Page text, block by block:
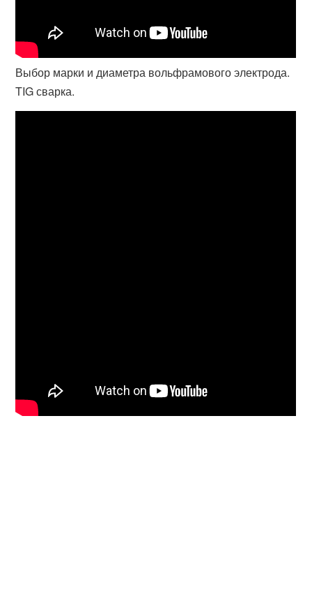
Выбор марки и диаметра вольфрамового электрода.
TIG сварка.